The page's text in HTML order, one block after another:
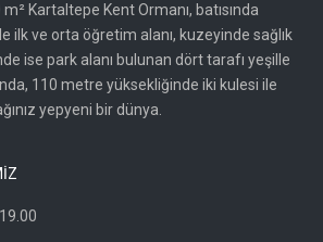
Kartaltepe Kent Ormanı, batısında
ilk ve orta öğretim alanı, kuzeyinde sağlık
ise park alanı bulunan dört tarafı yeşille
110 metre yüksekliğinde iki kulesi ile
yepyeni bir dünya.